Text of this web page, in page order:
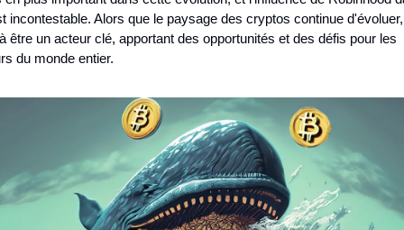
incontestable. Alors que le paysage des cryptos continue
être un acteur clé, apportant des opportunités et des défis pour les
du monde entier.